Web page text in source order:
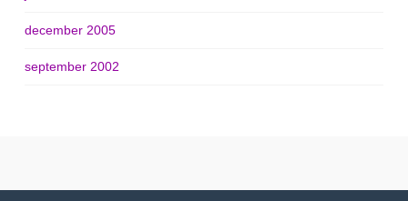
december 2005
september 2002